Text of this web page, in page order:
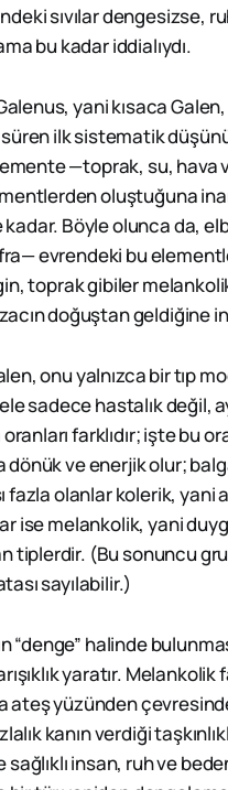
sıvılar dengesizse,
bu kadar iddialıydı.
yani kısaca
süren ilk sistematik
—toprak, su, hava
oluştuğuna
Böyle olunca da,
evrendeki bu
toprak gibiler
doğuştan geldiğine
onu yalnızca bir tıp
sadece hastalık değil,
farklıdır; işte bu
ve enerjik olur;
fazla olanlar kolerik,
ise melankolik, yani
tiplerdir. (Bu sonuncu
sayılabilir.)
“denge” halinde
yaratır.
ateş yüzünden
kanın verdiği
insan, ruh ve